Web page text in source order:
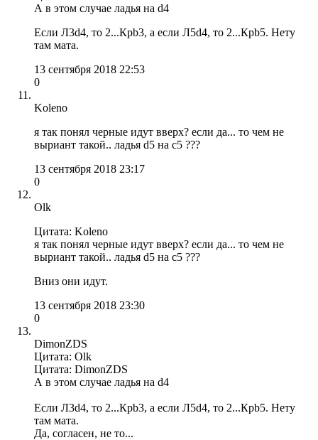
А в этом случае ладья на d4
Если Л3d4, то 2...Крb3, а если Л5d4, то 2...Крb5. Нету
там мата.
13 сентября 2018 22:53
0
Koleno
я так понял черные идут вверх? если да... то чем не
выриант такой.. ладья d5 на c5 ???
13 сентября 2018 23:17
0
Olk
Цитата: Koleno
я так понял черные идут вверх? если да... то чем не
выриант такой.. ладья d5 на c5 ???
Вниз они идут.
13 сентября 2018 23:30
0
DimonZDS
Цитата: Olk
Цитата: DimonZDS
А в этом случае ладья на d4
Если Л3d4, то 2...Крb3, а если Л5d4, то 2...Крb5. Нету
там мата.
Да, согласен, не то...